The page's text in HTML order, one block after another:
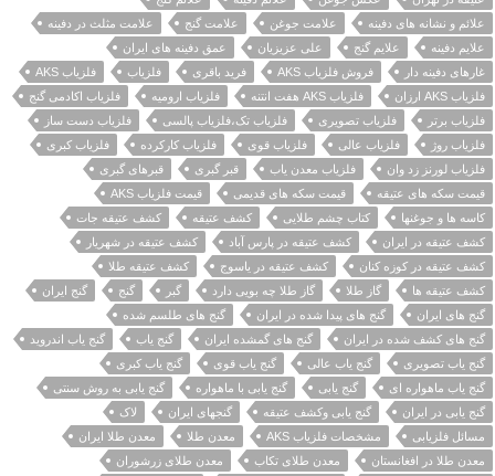
علائم و نشانه های دفینه
علامت جوغن علامت گنج
علامت مثلث در دفینه
علایم دفینه
علایم گنج علی عزیزیان
عمق دفینه های ایران
غارهای دفینه دار
فروش فلزیاب AKS فرید باقری فلزیاب
فلزیاب AKS
فلزیاب AKS ارزان
فلزیاب AKS هفت انتنه فلزیاب ارومیه
فلزیاب اکادمی گنج
فلزیاب برتر
فلزیاب تصویری فلزیاب تک،فلزیاب پالسی
فلزیاب دست ساز
فلزیاب روژ
فلزیاب عالی فلزیاب قوی فلزیاب کارکرده
فلزیاب کبری
فلزیاب لورنز زد وان
فلزیاب معدن یاب قبر گبری
قبرهای گبری
قیمت سکه های عتیقه
قیمت سکه های قدیمی
قیمت فلزیاب AKS
کاسه ها و جوغنها
کتاب چشم طلایی کشف عتیقه
کشف عتیقه جات
کشف عتیقه در ایران
کشف عتیقه در پارس آباد
کشف عتیقه در شهریار
کشف عتیقه در کوزه کنان
کشف عتیقه در یاسوج
کشف عتیقه طلا
کشف عتیقه ها
گاز طلا گاز طلا چه بویی دارد گبر گنج
گنج ایران
گنج های ایران
گنج های پیدا شده در ایران
گنج های طلسم شده
گنج های کشف شده در ایران
گنج های گمشده ایران گنج یاب
گنج یاب اندروید
گنج یاب تصویری
گنج یاب عالی گنج یاب قوی
گنج یاب کبری
گنج یاب ماهواره ای
گنج یابی گنج یابی با ماهواره
گنج یابی به روش سنتی
گنج یابی در ایران
گنج یابی وکشف عتیقه گنجهای ایران
لاک
مسائل فلزیابی
مشخصات فلزیاب AKS معدن طلا
معدن طلا ایران
معدن طلا در افغانستان
معدن طلای تکاب
معدن طلای زرشوران